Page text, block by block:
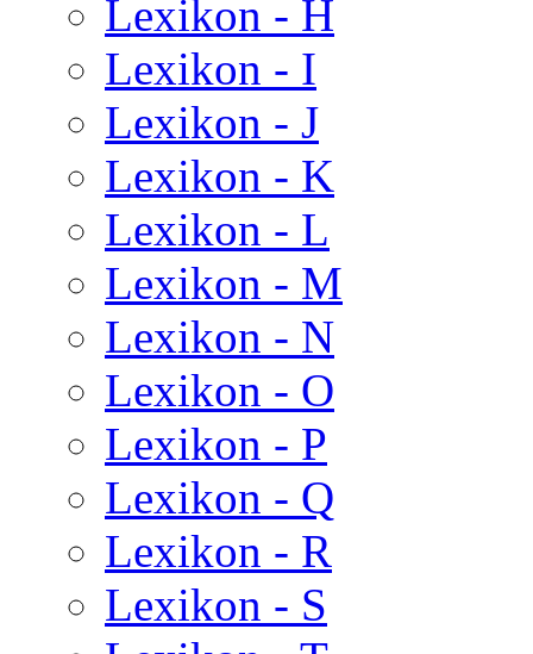
Lexikon - H
Lexikon - I
Lexikon - J
Lexikon - K
Lexikon - L
Lexikon - M
Lexikon - N
Lexikon - O
Lexikon - P
Lexikon - Q
Lexikon - R
Lexikon - S